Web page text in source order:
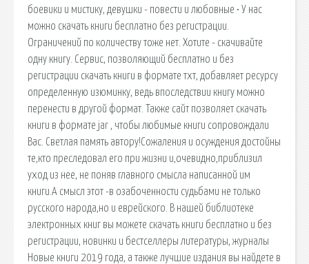
боевики и мистику, девушки - повести и любовные • У нас
можно скачать книги бесплатно без регистрации.
Ограничений по количеству тоже нет. Хотите - скачивайте
одну книгу. Сервис, позволяющий бесплатно и без
регистрации скачать книги в формате тхт, добавляет ресурсу
определенную изюминку, ведь впоследствии книгу можно
перенести в другой формат. Также сайт позволяет скачать
книги в формате jar , чтобы любимые книги сопровождали
Вас. Светлая память автору!Сожаления и осуждения достойны
те,кто преследовал его при жизни и,очевидно,приблизил
уход из нее, не поняв главного смысла написанной им
книги.А смысл этот -в озабоченности судьбами не только
русского народа,но и еврейского. В нашей библиотеке
электронных книг вы можете скачать книги бесплатно и без
регистрации, новинки и бестселлеры литературы, журналы
Новые книги 2019 года, а также лучшие издания вы найдете в